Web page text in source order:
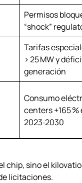
Permisos
“shock”
Tarifas
> 25 MW y
generación
Consumo
centers +165
2023‑2030
chip, sino el
licitaciones.